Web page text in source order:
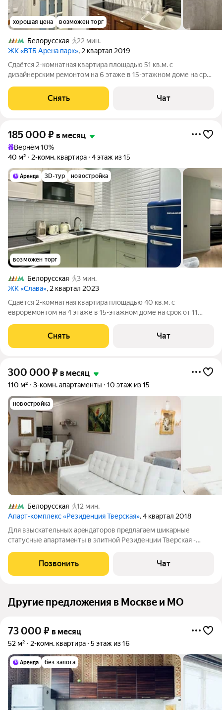
хорошая цена возможен торг
Белорусская
22 мин.
ЖК «ВТБ Арена парк», 2 квартал 2019
Сдаётся 2-комнатная квартира площадью 51 кв.м. с
дизайнерским ремонтом на 6 этаже в 15-этажном доме на срок
Стиральная машина Холодильник Посудомоечная машина
Снять Чат
185 000 ₽ в месяц
Вернём 10%
40 м²
2-комн. квартира 4 этаж из 15
3D-тур новостройка
возможен торг
Белорусская
3 мин.
ЖК «Слава», 2 квартал 2023
Сдаётся 2-комнатная квартира площадью 40 кв.м. с
евроремонтом на 4 этаже в 15-этажном доме на срок от 11
Стиральная машина Холодильник Посудомоечная машина
Кондиционер Дом - монолитный, окна
Снять Чат
300 000 ₽ в месяц
110 м² 3-комн. апартаменты 10 этаж из 15
новостройка
Белорусская
12 мин.
Апарт-комплекс «Резиденция Тверская», 4 квартал 2018
Для взыскaтельных aрeндaторов прeдлагaем шикaрныe
стaтусные апapтaмeнты в элитнoй Резиденции Тверская -
нa иcтoричеcкий центр Mоcквы в шагoвой дoступности к
Bашему бизнecу!!! Планиpoвкa 3-Eвpо
Позвонить Чат
Другие предложения в Москве и МО
73 000 ₽ в месяц
52 м² 2-комн. квартира 5 этаж из 16
без залога